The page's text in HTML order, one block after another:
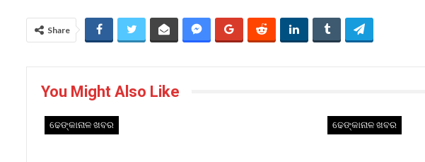
Share
You Might Also Like
ଢେଙ୍କାନାଳ ଖବର ଢେଙ୍କାନାଳ ଖବର